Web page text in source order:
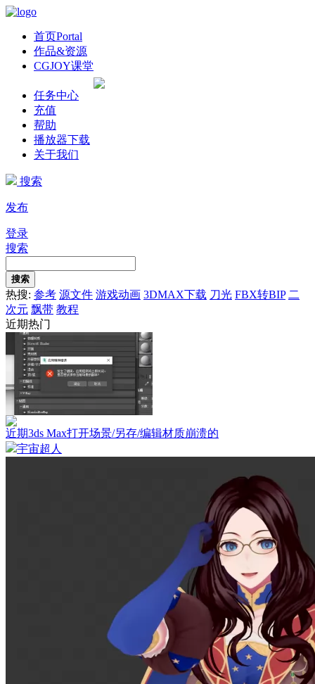
首页Portal
作品&资源
CGJOY课堂
任务中心
充值
帮助
播放器下载
关于我们
搜索
发布
登录
搜索
搜索
热搜: 参考 源文件 游戏动画 3DMAX下载 刀光 FBX转BIP 二
次元 飘带 教程
近期热门
近期3ds Max打开场景/另存/编辑材质崩溃的
宇宙超人